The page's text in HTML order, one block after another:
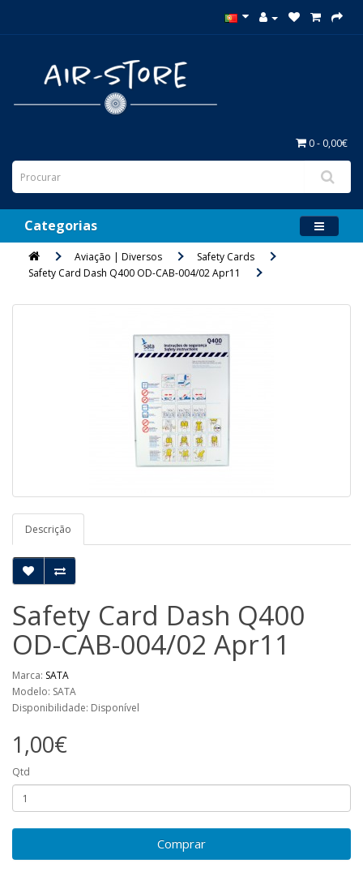
0 - 0,00€
Categorias
Aviação | Diversos
Safety Cards
Safety Card Dash Q400 OD-CAB-004/02 Apr11
Descrição
Safety Card Dash Q400
OD-CAB-004/02 Apr11
Marca: SATA
Modelo: SATA
Disponibilidade: Disponível
1,00€
Qtd
Comprar